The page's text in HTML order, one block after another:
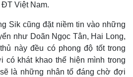
Việt Nam.
Sik cũng đặt niềm tin vào những
như Doãn Ngọc Tân, Hai Long,
này đều có phong độ tốt trong
có khát khao thể hiện mình trong
là những nhân tố đáng chờ đợi